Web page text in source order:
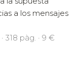
a los mensajes
318 pàg. · 9 €